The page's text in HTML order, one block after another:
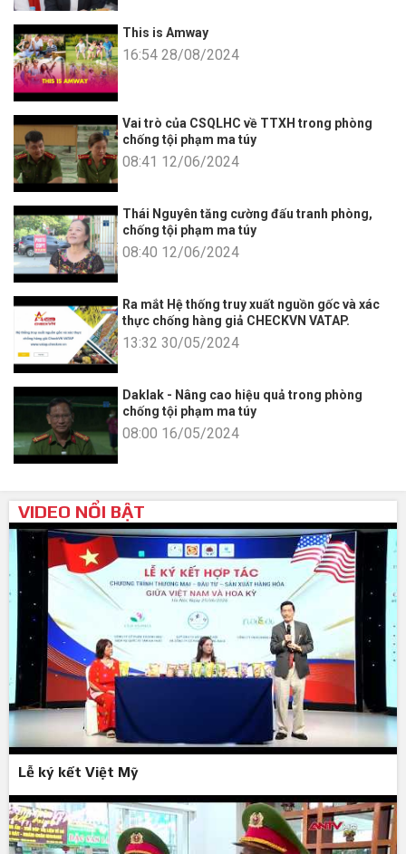
This is Amway
16:54 28/08/2024
Vai trò của CSQLHC về TTXH trong phòng
chống tội phạm ma túy
08:41 12/06/2024
Thái Nguyên tăng cường đấu tranh phòng,
chống tội phạm ma túy
08:40 12/06/2024
Ra mắt Hệ thống truy xuất nguồn gốc và xác
thực chống hàng giả CHECKVN VATAP.
13:32 30/05/2024
Daklak - Nâng cao hiệu quả trong phòng
chống tội phạm ma túy
08:00 16/05/2024
VIDEO NỔI BẬT
Lễ ký kết Việt Mỹ